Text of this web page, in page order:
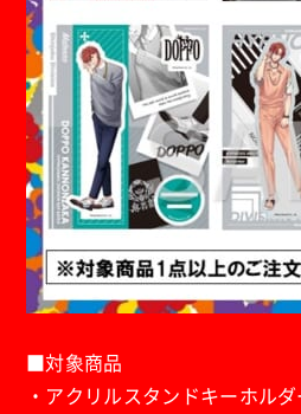
■対象商品
・アクリルスタンドキーホル